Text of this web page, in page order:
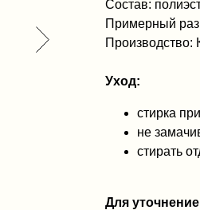
Состав:
Примерный
Производство:
Уход:
стирка
не
стирать
Для